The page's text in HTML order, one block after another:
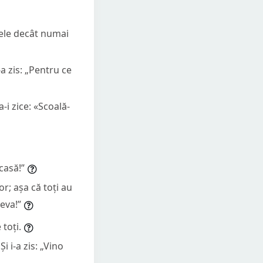
decât numai
zis: „Pentru ce
i zice: «Scoală-
așa că toți au
toți.
i-a zis: „Vino